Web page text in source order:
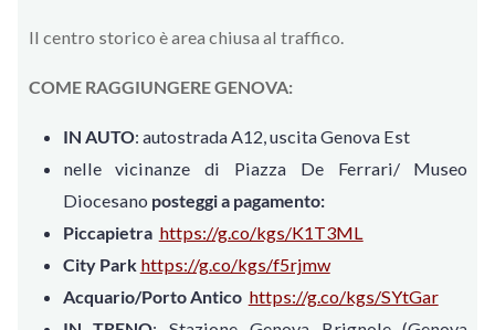
Il centro storico è area chiusa al traffico.
COME RAGGIUNGERE GENOVA:
IN AUTO: autostrada A12, uscita Genova Est
nelle vicinanze di Piazza De Ferrari/ Museo
Diocesano posteggia pagamento:
Piccapietra https://g.co/kgs/K1T3ML
City Park https://g.co/kgs/f5rjmw
Acquario/Porto Antico https://g.co/kgs/SYtGar